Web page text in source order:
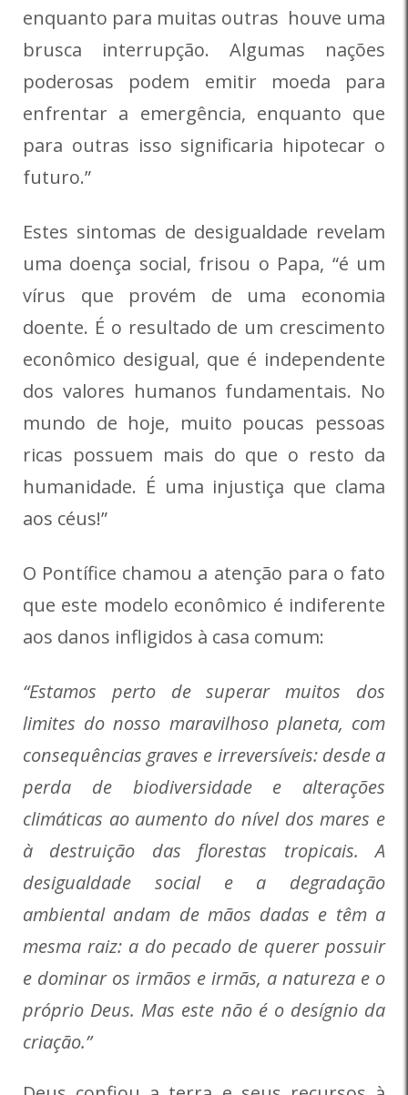
enquanto para muitas outras houve uma
brusca interrupção. Algumas nações
poderosas podem emitir moeda para
enfrentar a emergência, enquanto que
para outras isso significaria hipotecar o
futuro.”
Estes sintomas de desigualdade revelam
uma doença social, frisou o Papa, “é um
vírus que provém de uma economia
doente. É o resultado de um crescimento
econômico desigual, que é independente
dos valores humanos fundamentais. No
mundo de hoje, muito poucas pessoas
ricas possuem mais do que o resto da
humanidade. É uma injustiça que clama
aos céus!”
O Pontífice chamou a atenção para o fato
que este modelo econômico é indiferente
aos danos infligidos à casa comum:
“Estamos perto de superar muitos dos
limites do nosso maravilhoso planeta, com
consequências graves e irreversíveis: desde a
perda de biodiversidade e alterações
climáticas ao aumento do nível dosmares e
à destruição das florestas tropicais. A
desigualdade social e a degradação
ambiental andam de mãos dadas e têm a
mesma raiz: a do pecado de querer possuir
e dominar os irmãos e irmãs, a natureza e o
próprio Deus. Mas este não é o desígnio da
criação.”